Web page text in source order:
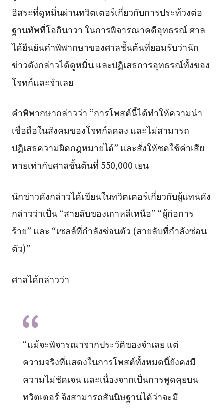
อิสระที่ดูหมิ่นผ่านทวิตเตอร์เกี่ยวกับการประท้วงต่อ
ฐานทัพที่โอกินาวา ในการพิจารณาคดีอุทธรณ์ ศาล
ได้ยืนยันคำพิพากษาของศาลชั้นต้นที่ยอมรับว่านัก
ข่าวดังกล่าวได้ดูหมิ่น และปฏิเสธการอุทธรณ์ทั้งของ
โจทก์และจำเลย
คำพิพากษากล่าวว่า “การโพสต์นี้ได้ทำให้ความน่า
เชื่อถือในสังคมของโจทก์ลดลง และไม่สามารถ
ปฏิเสธความผิดกฎหมายได้” และสั่งให้ชดใช้ค่าเสีย
หายเท่ากับศาลชั้นต้นที่ 550,000 เยน
นักข่าวดังกล่าวได้เขียนในทวิตเตอร์เกี่ยวกับผู้แทนดัง
กล่าวว่าเป็น “สายลับของเกาหลีเหนือ” “ผู้ก่อการ
ร้าย” และ “เซลล์ที่กำลังซ่อนตัว (สายลับที่กำลังซ่อน
ตัว)”
ศาลได้กล่าวว่า
“แม้จะพิจารณาจากประวัติของจำเลย แต่
ความจริงที่แสดงในการโพสต์ทั้งหมดนี้ยังคงมี
ความไม่ชัดเจน และเนื่องจากเป็นการพูดคุยบน
ทวิตเตอร์ จึงสามารถสันนิษฐานได้ว่าจะมี